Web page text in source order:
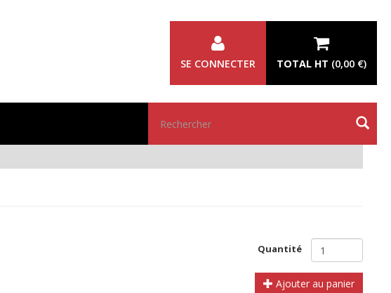
TOTAL HT (0,00 €)
SE CONNECTER
Quantité
Ajouter au panier